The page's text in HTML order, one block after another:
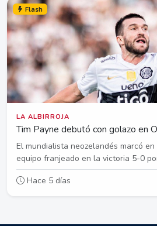
Flash
LA ALBIRROJA
Tim Payne debutó con golazo en
El mundialista neozelandés marcó
equipo franjeado en la victoria 5-0
Hace 5 días